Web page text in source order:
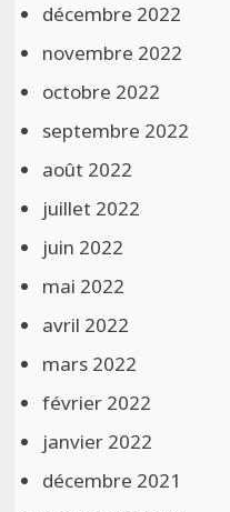
décembre 2022
novembre 2022
octobre 2022
septembre 2022
août 2022
juillet 2022
juin 2022
mai 2022
avril 2022
mars 2022
février 2022
janvier 2022
décembre 2021